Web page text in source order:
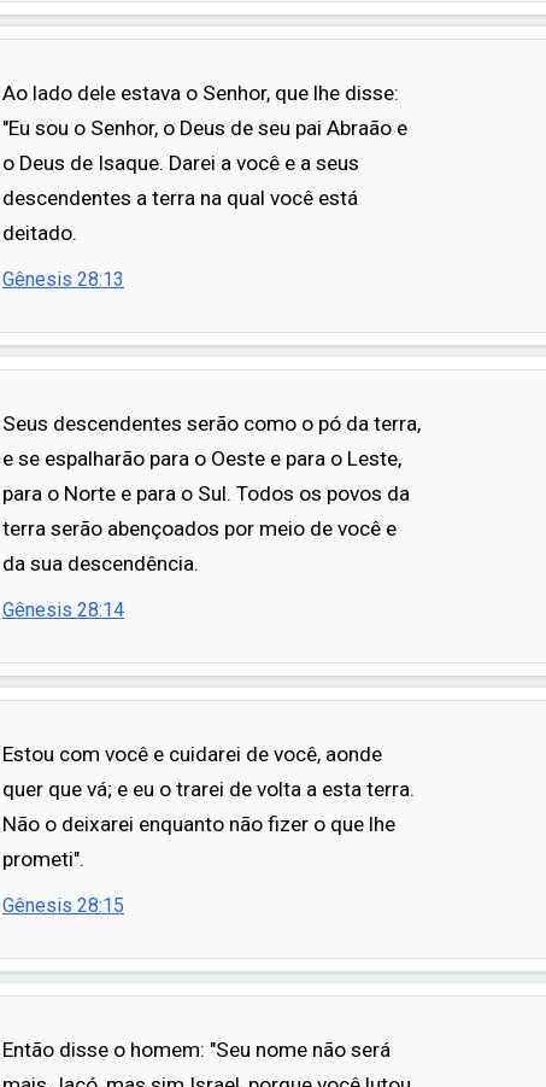
Ao lado dele estava o Senhor, que lhe disse:
"Eu sou o Senhor, o Deus de seu pai Abraão e
o Deus de Isaque. Darei a você e a seus
descendentes a terra na qual você está
deitado.
Gênesis 28:13
Seus descendentes serão como o pó da terra,
e se espalharão para o Oeste e para o Leste,
para o Norte e para o Sul. Todos os povos da
terra serão abençoados por meio de você e
da sua descendência.
Gênesis 28:14
Estou com você e cuidarei de você, aonde
quer que vá; e eu o trarei de volta a esta terra.
Não o deixarei enquanto não fizer o que lhe
prometi".
Gênesis 28:15
Então disse o homem: "Seu nome não será